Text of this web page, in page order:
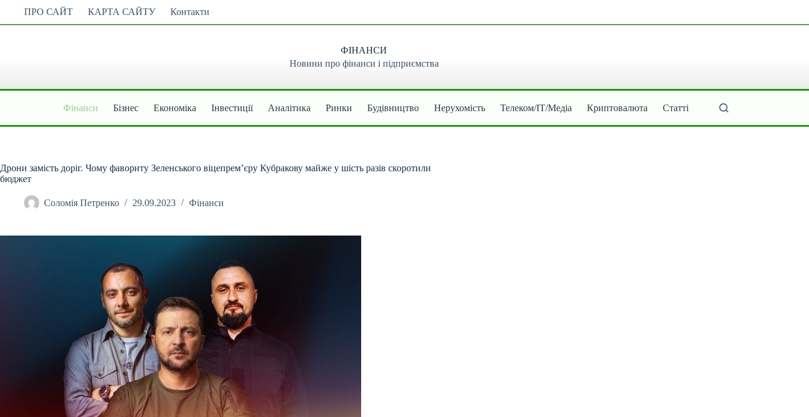
вмісту
ПРО САЙТ КАРТА САЙТУ Контакти
ФІНАНСИ
Новини про фінанси і підприємства
Фінанси Бізнес Економіка Інвестиції Аналітика Ринки Будівництво Нерухомість Телеком/ІТ/Медіа Криптовалюта Статті
Дрони замість доріг. Чому фавориту Зеленського віцепремʼєру Кубракову майже у шість разів скоротили
бюджет
Соломія Петренко 29.09.2023 Фінанси